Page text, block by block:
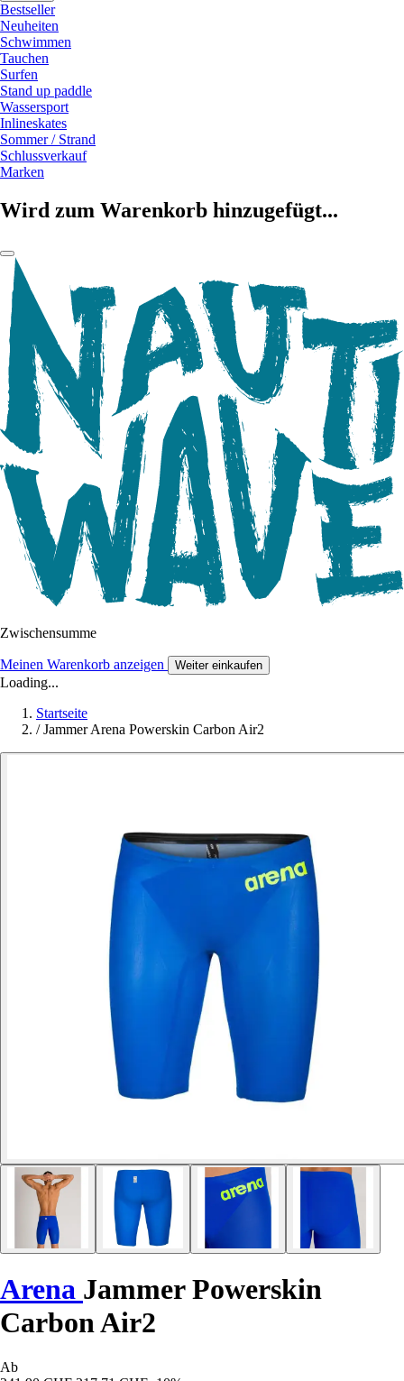
Bestseller
Neuheiten
Schwimmen
Tauchen
Surfen
Stand up paddle
Wassersport
Inlineskates
Sommer / Strand
Schlussverkauf
Marken
Wird zum Warenkorb hinzugefügt...
Zwischensumme
Meinen Warenkorb anzeigen Weiter einkaufen
Loading...
Startseite
/ Jammer Arena Powerskin Carbon Air2
Arena Jammer Powerskin
Carbon Air2
Ab